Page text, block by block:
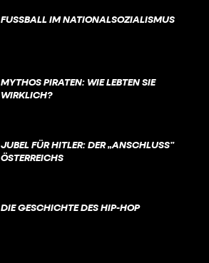
FUSSBALL IM NATIONALSOZIALISMUS
MYTHOS PIRATEN: WIE LEBTEN SIE
WIRKLICH?
JUBEL FÜR HITLER: DER „ANSCHLUSS”
ÖSTERREICHS
DIE GESCHICHTE DES HIP-HOP